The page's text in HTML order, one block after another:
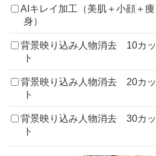
AIキレイ加工（美肌＋小顔＋痩
身）
背景映り込み人物消去 10カッ
ト
背景映り込み人物消去 20カッ
ト
背景映り込み人物消去 30カッ
ト